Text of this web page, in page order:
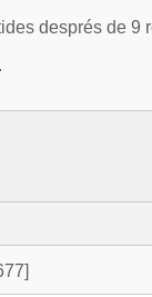
després de 9